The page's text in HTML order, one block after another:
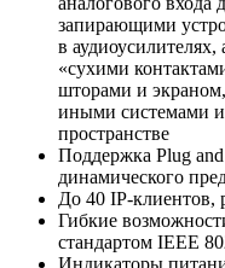
запирающими
в
«сухими
шторами и
иными системами
пространстве
Поддержка Plug and
динамического
До 40 IP-клиентов,
Гибкие
стандартом IEEE
Индикаторы